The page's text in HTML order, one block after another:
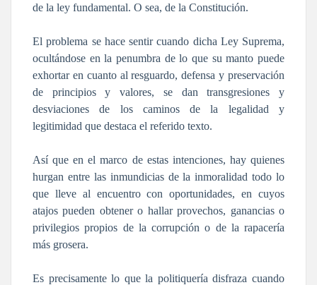
de la ley fundamental. O sea, de la Constitución.
El problema se hace sentir cuando dicha Ley Suprema,
ocultándose en la penumbra de lo que su manto puede
exhortar en cuanto al resguardo, defensa y preservación
de principios y valores, se dan transgresiones y
desviaciones de los caminos de la legalidad y
legitimidad que destaca el referido texto.
Así que en el marco de estas intenciones, hay quienes
hurgan entre las inmundicias de la inmoralidad todo lo
que lleve al encuentro con oportunidades, en cuyos
atajos pueden obtener o hallar provechos, ganancias o
privilegios propios de la corrupción o de la rapacería
más grosera.
Es precisamente lo que la politiquería disfraza cuando